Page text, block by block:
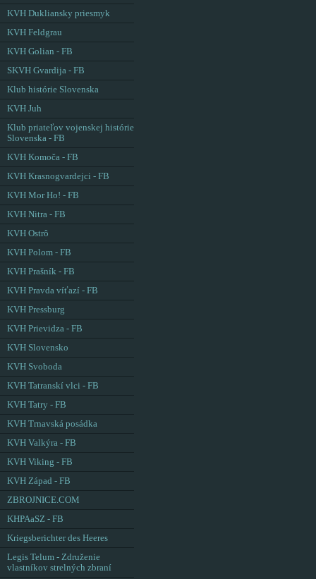
KVH Dukliansky priesmyk
KVH Feldgrau
KVH Golian - FB
SKVH Gvardija - FB
Klub histórie Slovenska
KVH Juh
Klub priateľov vojenskej histórie
Slovenska - FB
KVH Komoča - FB
KVH Krasnogvardejci - FB
KVH Mor Ho! - FB
KVH Nitra - FB
KVH Ostrô
KVH Polom - FB
KVH Prašník - FB
KVH Pravda víťazí - FB
KVH Pressburg
KVH Prievidza - FB
KVH Slovensko
KVH Svoboda
KVH Tatranskí vlci - FB
KVH Tatry - FB
KVH Trnavská posádka
KVH Valkýra - FB
KVH Viking - FB
KVH Západ - FB
ZBROJNICE.COM
KHPAaSZ - FB
Kriegsberichter des Heeres
Legis Telum - Združenie
vlastníkov strelných zbraní